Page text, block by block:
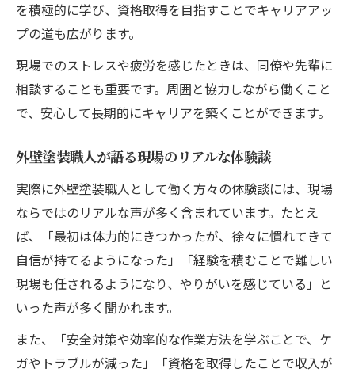
を積極的に学び、資格取得を目指すことでキャリアアッ
プの道も広がります。
現場でのストレスや疲労を感じたときは、同僚や先輩に
相談することも重要です。周囲と協力しながら働くこと
で、安心して長期的にキャリアを築くことができます。
外壁塗装職人が語る現場のリアルな体験談
実際に外壁塗装職人として働く方々の体験談には、現場
ならではのリアルな声が多く含まれています。たとえ
ば、「最初は体力的にきつかったが、徐々に慣れてきて
自信が持てるようになった」「経験を積むことで難しい
現場も任されるようになり、やりがいを感じている」と
いった声が多く聞かれます。
また、「安全対策や効率的な作業方法を学ぶことで、ケ
ガやトラブルが減った」「資格を取得したことで収入が